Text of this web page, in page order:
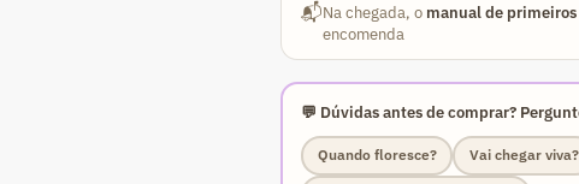
📬Na chegada, o manual de
encomenda
💬 Dúvidas antes de comprar?
Quando floresce? Vai chegar viva?